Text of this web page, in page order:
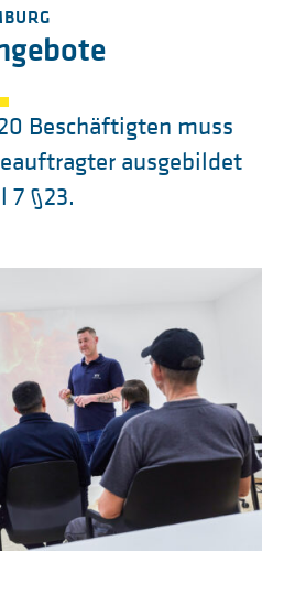
Beschäftigten muss
ausgebildet
7 §23.